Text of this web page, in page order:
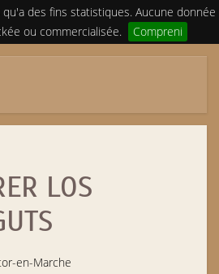
des fins statistiques. Aucune donnée
ou commercialisée.
Compreni
LOS
en-Marche